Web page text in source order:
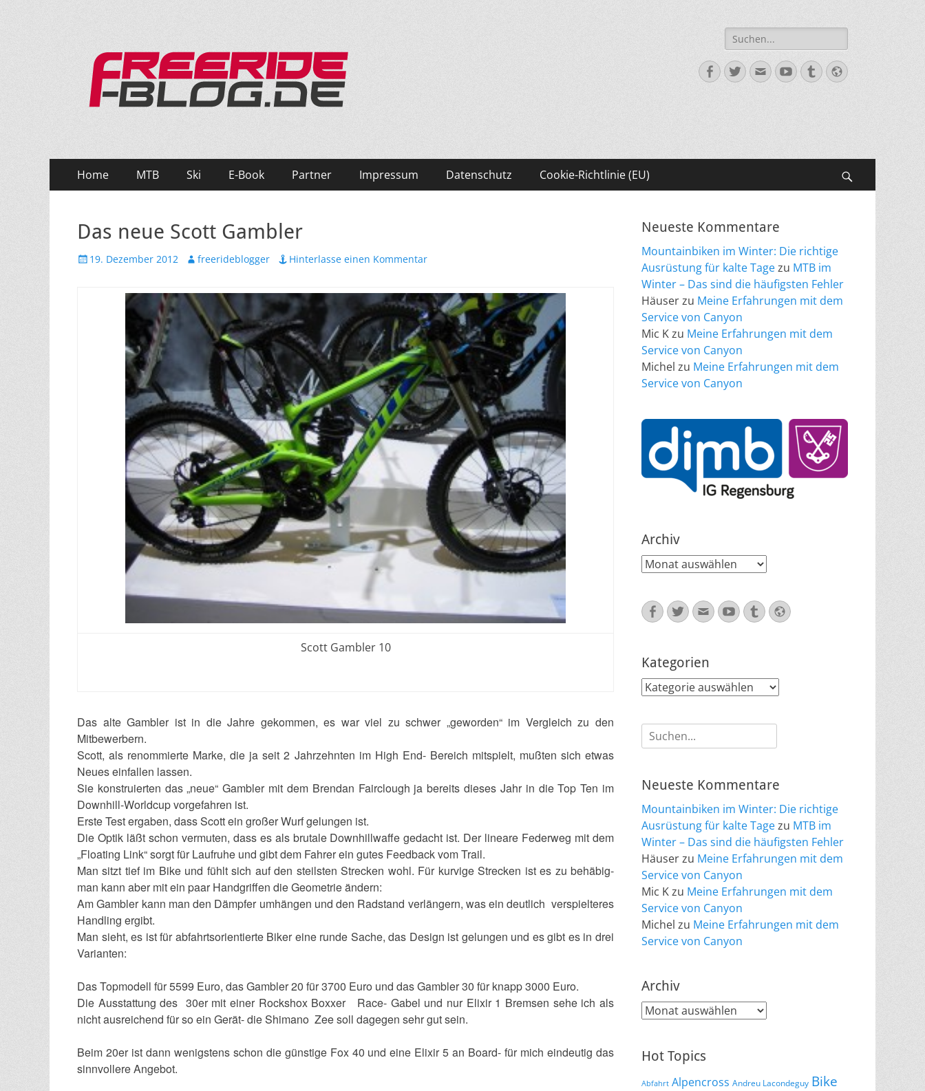
Suche
nach:
Facebook
Twitter
E-
Mail
YouTube
TumblrWebsite
Primäres
Menü
Inhalt
Home MTB Ski E-Book Partner Impressum Datenschutz Cookie-Richtlinie (EU)
Das neue Scott Gambler
Veröffentlicht
19. Dezember 2012 Autorfreerideblogger Hinterlasse einen Kommentar
Scott Gambler 10
Das alte Gambler ist in die Jahre gekommen, es war viel zu schwer „geworden“ im Vergleich zu den
Mitbewerbern.
Scott, als renommierte Marke, die ja seit 2 Jahrzehnten im High End- Bereich mitspielt, mußten sich etwas
Neues einfallen lassen.
Sie konstruierten das „neue“ Gambler mit dem Brendan Fairclough ja bereits dieses Jahr in die Top Ten im
Downhill-Worldcup vorgefahren ist.
Erste Test ergaben, dass Scott ein großer Wurf gelungen ist.
Die Optik läßt schon vermuten, dass es als brutale Downhillwaffe gedacht ist. Der lineare Federweg mit dem
„Floating Link“ sorgt für Laufruhe und gibt dem Fahrer ein gutes Feedback vom Trail.
Man sitzt tief im Bike und fühlt sich auf den steilsten Strecken wohl. Für kurvige Strecken ist es zu behäbig-
man kann aber mit ein paar Handgriffen die Geometrie ändern:
Am Gambler kann man den Dämpfer umhängen und den Radstand verlängern, was ein deutlich verspielteres
Handling ergibt.
Man sieht, es ist für abfahrtsorientierte Biker eine runde Sache, das Design ist gelungen und es gibt es in drei
Varianten:
Das Topmodell für 5599 Euro, das Gambler 20 für 3700 Euro und das Gambler 30 für knapp 3000 Euro.
Die Ausstattung des 30er mit einer Rockshox Boxxer
Race- Gabel und nur Elixir 1 Bremsen sehe ich als
nicht ausreichend für so ein Gerät- die Shimano Zee soll dagegen sehr gut sein.
Beim 20er ist dann wenigstens schon die günstige Fox 40 und eine Elixir 5 an Board- für mich eindeutig das
sinnvollere Angebot.
Neueste Kommentare
Mountainbiken im Winter: Die richtige
Ausrüstung für kalte Tagezu MTB im
Winter – Das sind die häufigsten Fehler
Häuserzu Meine Erfahrungen mit dem
Service von Canyon
Mic Kzu Meine Erfahrungen mit dem
Service von Canyon
Michel zu Meine Erfahrungen mit dem
Service von Canyon
Archiv
Archiv
Facebook
Twitter
E-
Mail
YouTube
TumblrWebsite
Kategorien
Kategorien
Suche
nach:
Neueste Kommentare
Mountainbiken im Winter: Die richtige
Ausrüstung für kalte Tagezu MTB im
Winter – Das sind die häufigsten Fehler
Häuserzu Meine Erfahrungen mit dem
Service von Canyon
Mic Kzu Meine Erfahrungen mit dem
Service von Canyon
Michel zu Meine Erfahrungen mit dem
Service von Canyon
Archiv
Archiv
Hot Topics
Abfahrt Alpencross Andreu Lacondeguy Bike